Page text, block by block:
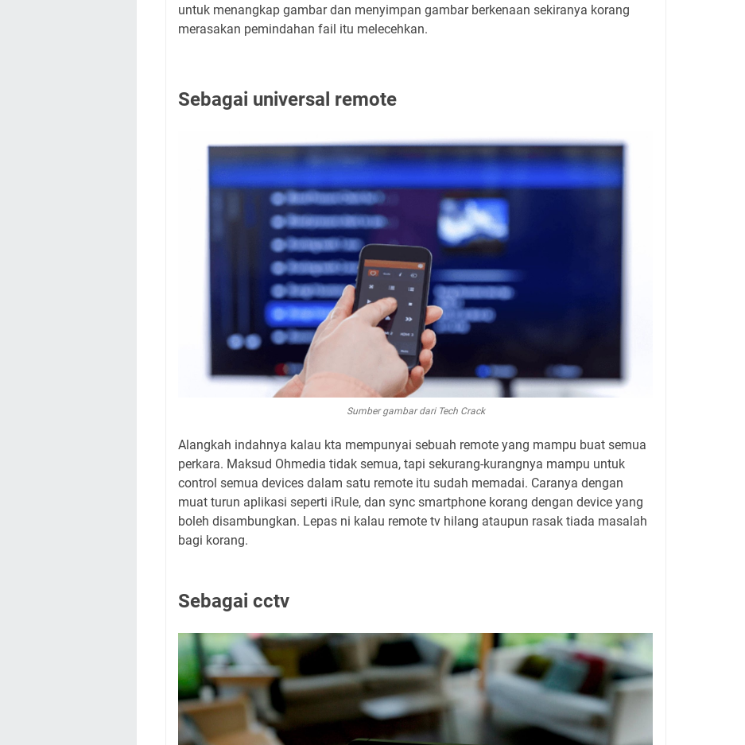
untuk menangkap gambar dan menyimpan gambar berkenaan sekiranya korang
merasakan pemindahan fail itu melecehkan.
Sebagai universal remote
Sumber gambar dari Tech Crack
Alangkah indahnya kalau kta mempunyai sebuah remote yang mampu buat semua
perkara. Maksud Ohmedia tidak semua, tapi sekurang-kurangnya mampu untuk
control semua devices dalam satu remote itu sudah memadai. Caranya dengan
muat turun aplikasi seperti iRule, dan sync smartphone korang dengan device yang
boleh disambungkan. Lepas ni kalau remote tv hilang ataupun rasak tiada masalah
bagi korang.
Sebagai cctv